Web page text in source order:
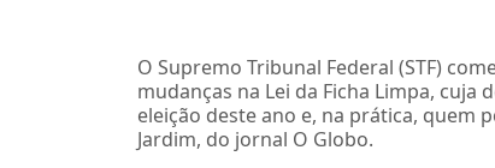
O Supremo Tribunal Federal (STF)
mudanças na Lei da Ficha Limpa,
eleição deste ano e, na prática, quem
Jardim, do jornal O Globo.